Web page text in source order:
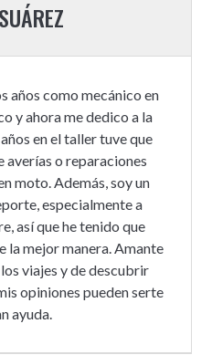
años como mecánico en
y ahora me dedico a la
en el taller tuve que
o reparaciones
moto. Además, soy un
especialmente a
así que he tenido que
la mejor manera. Amante
viajes y de descubrir
opiniones pueden serte
ayuda.